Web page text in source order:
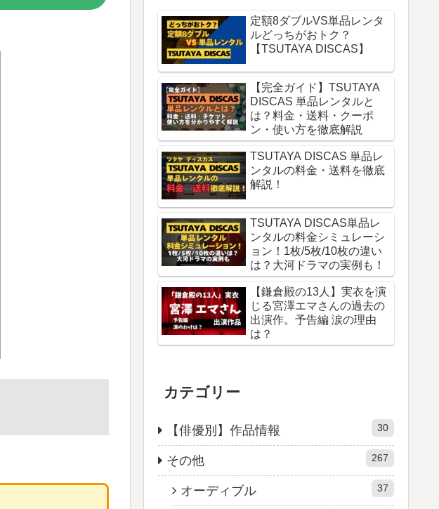
定額8ダブルVS単品レンタ
ルどっちがおトク？
【TSUTAYA DISCAS】
【完全ガイド】TSUTAYA
DISCAS 単品レンタルと
は？料金・送料・クーポ
ン・使い方を徹底解説
TSUTAYA DISCAS 単品レ
ンタルの料金・送料を徹底
解説！
TSUTAYA DISCAS単品レ
ンタルの料金シミュレーシ
ョン！1枚/5枚/10枚の違い
は？大河ドラマの実例も！
【鎌倉殿の13人】実衣を演
じる宮澤エマさんの過去の
出演作。予告編 涙の理由
は？
カテゴリー
【俳優別】作品情報 30
その他 267
オーディブル 37